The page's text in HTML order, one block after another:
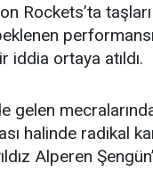
Rockets’ta
iddia ortaya atıldı.
gelen
halinde radikal
Alperen